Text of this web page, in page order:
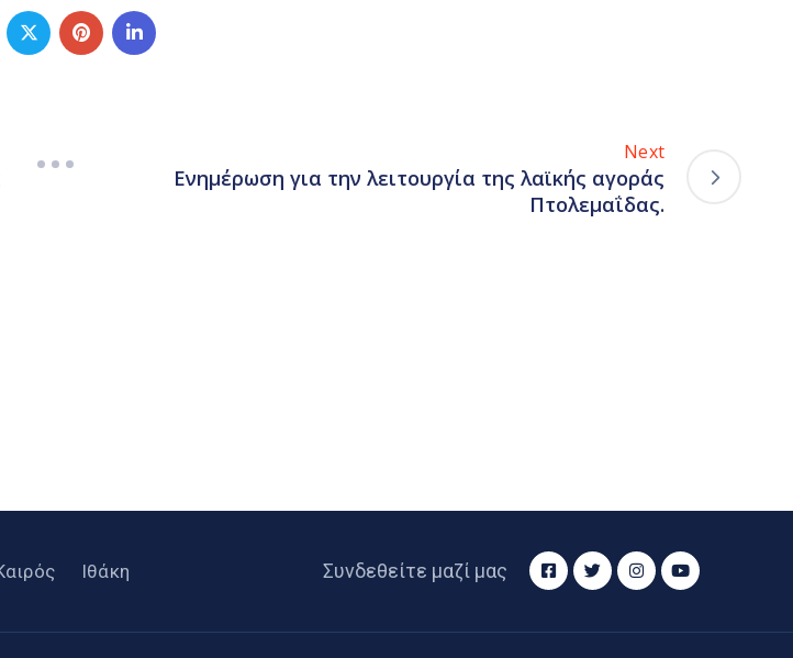
Next
Ενημέρωση για την λειτουργία της λαϊκής αγοράς
Πτολεμαΐδας.
Ιθάκη Συνδεθείτε μαζί μας